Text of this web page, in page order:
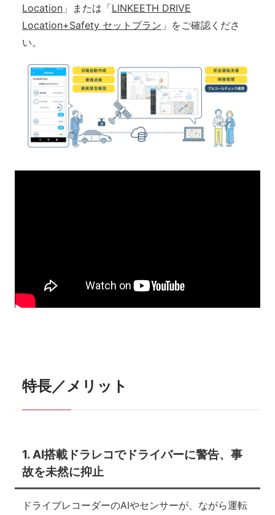
Location」または「LINKEETH DRIVE
Location+Safety セットプラン 」をご確認くださ
い。
特長／メリット
1. AI搭載ドラレコでドライバーに警告、事
故を未然に抑止
ドライブレコーダーのAIやセンサーが、ながら運転